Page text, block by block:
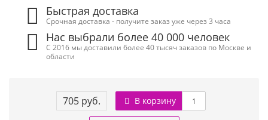
Быстрая доставка
Срочная доставка - получите заказ уже через 3 часа
Нас выбрали более 40 000 человек
С 2016 мы доставили более 40 тысяч заказов по Москве и
области
705 руб. В корзину